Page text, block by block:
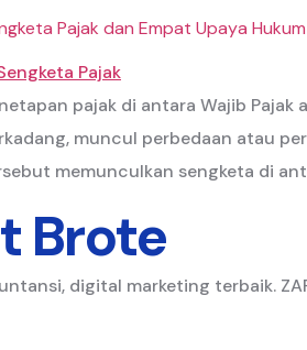
Pajak dan Empat Upaya
pajak di antara Wajib
muncul perbedaan atau
memunculkan sengketa di
Brote
digital marketing terbaik.